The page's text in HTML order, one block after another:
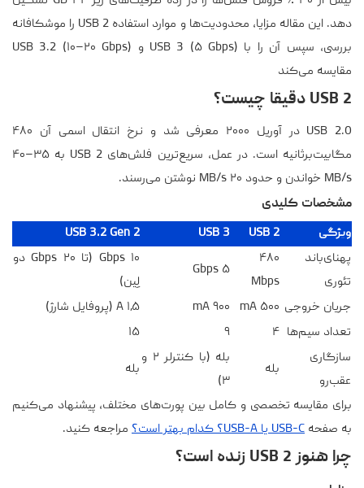
دهد. این مقاله مزایا، محدودیت‌ها و موارد استفاده USB 2 را موشکافانه
بررسی، سپس آن را با USB 3 (۵ Gbps) و USB 3.2 (۱۰–۲۰ Gbps)
مقایسه می‌کند
USB 2 دقیقا چیست؟
USB 2.0 در آوریل ۲۰۰۰ معرفی شد و نرخ انتقال اسمی آن ۴۸۰
مگابیت‌برثانیه است. در عمل، سریع‌ترین فلش‌های USB 2 به ۳۵–۴۰
MB/s خواندن و حدود ۲۰ MB/s نوشتن می‌رسند.
مشخصات کلیدی
ویژگی USB 2
USB 3
USB 3.2 Gen 2
پهنای‌باند
تئوری
۴۸۰
Mbps
۵ Gbps
۱۰ Gbps (تا ۲۰ Gbps دو
لِین)
جریان خروجی ۵۰۰ mA ۹۰۰ mA
۱٫۵ A (پروفایل شارژ)
تعداد سیم‌ها ۴ ۹
۱۵
سازگاری
عقب‌رو
بله
بله (با کنترلر ۲ و
۳)
بله
برای مقایسه تخصصی و کامل بین پورت‌های مختلف، پیشنهاد می‌کنیم
به صفحه USB-C یا USB-A؟ کدام بهتر است؟ مراجعه کنید.
چرا هنوز USB 2 زنده است؟